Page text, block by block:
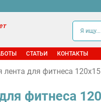
СТАТЬИ КОНТАКТЫ
лента для фитнеса
фитнеса